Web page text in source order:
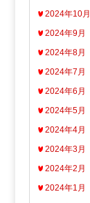
2024年10月
2024年9月
2024年8月
2024年7月
2024年6月
2024年5月
2024年4月
2024年3月
2024年2月
2024年1月